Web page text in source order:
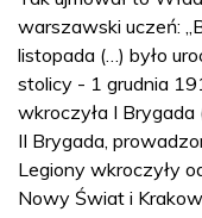
warszawski uczeń:
listopada (…) było
stolicy - 1 grudnia
wkroczyła I Brygada
II Brygada,
Legiony wkroczyły
Nowy Świat i